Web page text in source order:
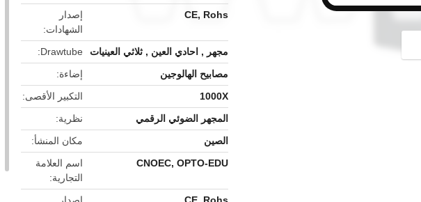
إصدار
الشهادات
CE, Rohs
Drawtube
مجهر , احادي العين , ثلاثي العينيات
إضاءة
مصابيح الهالوجين
التكبير الأقصى
1000X
نظرية
المجهر الضوئي الرقمي
مكان المنشأ
الصين
اسم العلامة
التجارية
CNOEC, OPTO-EDU